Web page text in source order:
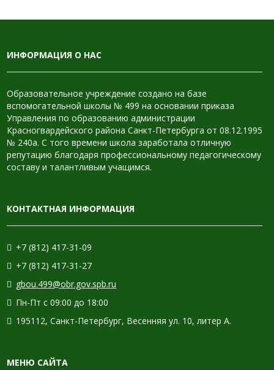
ИНФОРМАЦИЯ О НАС
Образовательное учреждение создано на базе
вспомогательной школы № 499 на основании приказа
Управления по образованию администрации
Красногвардейского района Санкт-Петербурга от 08.12.1995
№ 240а. С того времени школа заработала отличную
репутацию благодаря профессиональному педагогическому
составу и талантливым учащимся.
КОНТАКТНАЯ ИНФОРМАЦИЯ
+7 (812) 417-31-09
+7 (812) 417-31-27
gbou.499@obr.gov.spb.ru
Пн-Пт с 09:00 до 18:00
195112, Санкт-Петербург, Весенняя ул. 10, литер А.
МЕНЮ САЙТА